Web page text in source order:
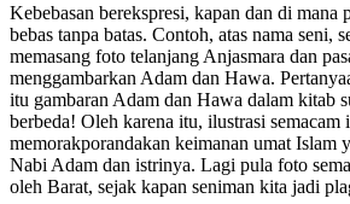
Kebebasan berekspresi, kapan dan di mana
bebas tanpa batas. Contoh, atas nama seni,
memasang foto telanjang Anjasmara dan
menggambarkan Adam dan Hawa.
itu gambaran Adam dan Hawa dalam kitab
berbeda! Oleh karena itu, ilustrasi semacam
memorakporandakan keimanan umat Islam
Nabi Adam dan istrinya. Lagi pula foto
oleh Barat, sejak kapan seniman kita jadi